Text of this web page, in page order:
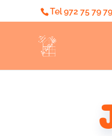
Tel 972 75 79 79